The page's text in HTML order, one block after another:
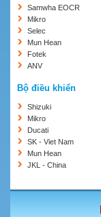
Samwha EOCR
Mikro
Selec
Mun Hean
Fotek
ANV
Bộ điều khiển
Shizuki
Mikro
Ducati
SK - Viet Nam
Mun Hean
JKL - China